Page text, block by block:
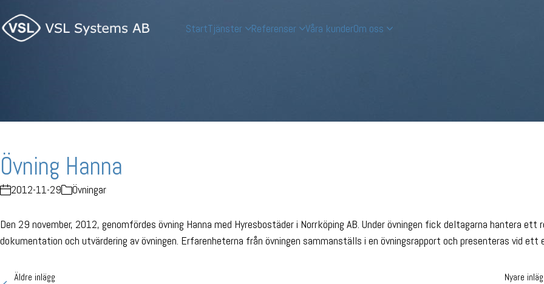
StartTjänster Referenser Våra kunderOm oss
Övning Hanna
2012-11-29 Övningar
Den 29 november, 2012, genomfördes övning Hanna med Hyresbostäder i Norrköping AB. Under övningen fick deltagarna hantera
dokumentation och utvärdering av övningen. Erfarenheterna från övningen sammanställs i en övningsrapport och presenteras vid ett
Äldre inlägg Nyare